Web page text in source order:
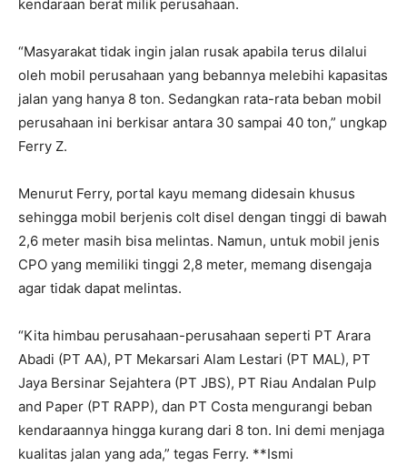
kendaraan berat milik perusahaan.
“Masyarakat tidak ingin jalan rusak apabila terus dilalui
oleh mobil perusahaan yang bebannya melebihi kapasitas
jalan yang hanya 8 ton. Sedangkan rata-rata beban mobil
perusahaan ini berkisar antara 30 sampai 40 ton,” ungkap
Ferry Z.
Menurut Ferry, portal kayu memang didesain khusus
sehingga mobil berjenis colt disel dengan tinggi di bawah
2,6 meter masih bisa melintas. Namun, untuk mobil jenis
CPO yang memiliki tinggi 2,8 meter, memang disengaja
agar tidak dapat melintas.
“Kita himbau perusahaan-perusahaan seperti PT Arara
Abadi (PT AA), PT Mekarsari Alam Lestari (PT MAL), PT
Jaya Bersinar Sejahtera (PT JBS), PT Riau Andalan Pulp
and Paper (PT RAPP), dan PT Costa mengurangi beban
kendaraannya hingga kurang dari 8 ton. Ini demi menjaga
kualitas jalan yang ada,” tegas Ferry. **Ismi